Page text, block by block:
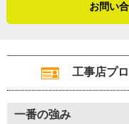
お問い
工事店プ
一番の強み